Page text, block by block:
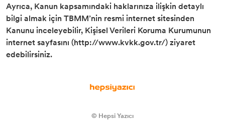
Ayrıca, Kanun kapsamındaki haklarınıza ilişkin detaylı
bilgi almak için TBMM’nin resmi internet sitesinden
Kanunu inceleyebilir, Kişisel Verileri Koruma Kurumunun
internet sayfasını (http://www.kvkk.gov.tr/) ziyaret
edebilirsiniz.
© Hepsi Yazıcı